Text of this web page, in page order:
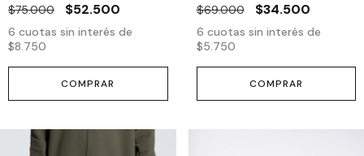
$75.000 $52.500
6 cuotas sin interés de
$8.750
COMPRAR
$69.000 $34.500
6 cuotas sin interés de
$5.750
COMPRAR